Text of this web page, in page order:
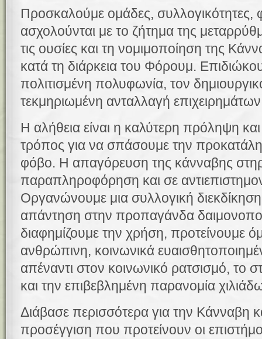
Προσκαλούμε ομάδες, συλλογικότητες,
ασχολούνται με το ζήτημα της
τις ουσίες και τη νομιμοποίηση της
κατά τη διάρκεια του Φόρουμ.
πολιτισμένη πολυφωνία, τον
τεκμηριωμένη ανταλλαγή
Η αλήθεια είναι η καλύτερη πρόληψη
τρόπος για να σπάσουμε την
φόβο. Η απαγόρευση της κάνναβης
παραπληροφόρηση και σε
Οργανώνουμε μια συλλογική
απάντηση στην προπαγάνδα
διαφημίζουμε την χρήση, προτείνουμε
ανθρώπινη, κοινωνικά
απέναντι στον κοινωνικό ρατσισμό, το
και την επιβεβλημένη παρανομία
Διάβασε περισσότερα για την Κάνναβη
προσέγγιση που προτείνουν οι